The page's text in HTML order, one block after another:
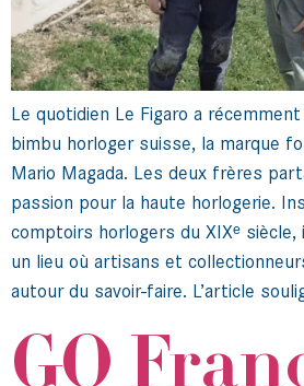
Le quotidien Le Figaro a
bimbu horloger suisse, la marque
Mario Magada. Les deux frères
passion pour la haute horlogerie.
comptoirs horlogers du XIXᵉ
un lieu où artisans et
autour du savoir-faire. L’article